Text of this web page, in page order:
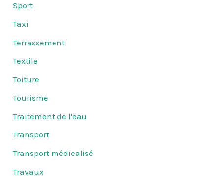
Sport
Taxi
Terrassement
Textile
Toiture
Tourisme
Traitement de l'eau
Transport
Transport médicalisé
Travaux